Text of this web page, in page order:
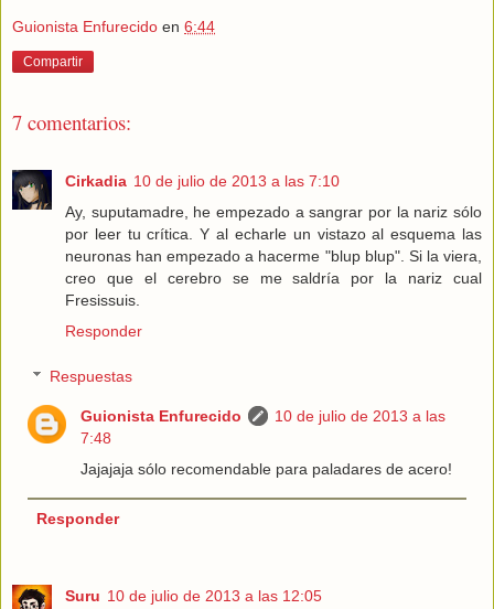
Guionista Enfurecido en 6:44
Compartir
7 comentarios:
Cirkadia 10 de julio de 2013 a las 7:10
Ay, suputamadre, he empezado a sangrar por la nariz sólo
por leer tu crítica. Y al echarle un vistazo al esquema las
neuronas han empezado a hacerme "blup blup". Si la viera,
creo que el cerebro se me saldría por la nariz cual
Fresissuis.
Responder
Respuestas
Guionista Enfurecido
10 de julio de 2013 a las
7:48
Jajajaja sólo recomendable para paladares de acero!
Responder
Suru 10 de julio de 2013 a las 12:05